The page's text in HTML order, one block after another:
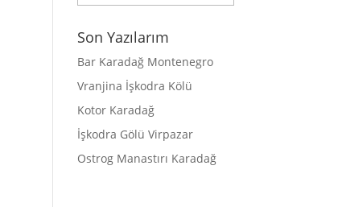
Son Yazılarım
Bar Karadağ Montenegro
Vranjina İşkodra Kölü
Kotor Karadağ
İşkodra Gölü Virpazar
Ostrog Manastırı Karadağ